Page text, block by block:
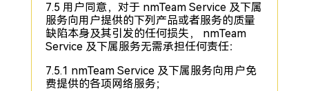
7.5 用户同意，对于 nmTeam Service 及下属
服务向用户提供的下列产品或者服务的质量
缺陷本身及其引发的任何损失， nmTeam
Service 及下属服务无需承担任何责任：
7.5.1 nmTeam Service 及下属服务向用户免
费提供的各项网络服务；